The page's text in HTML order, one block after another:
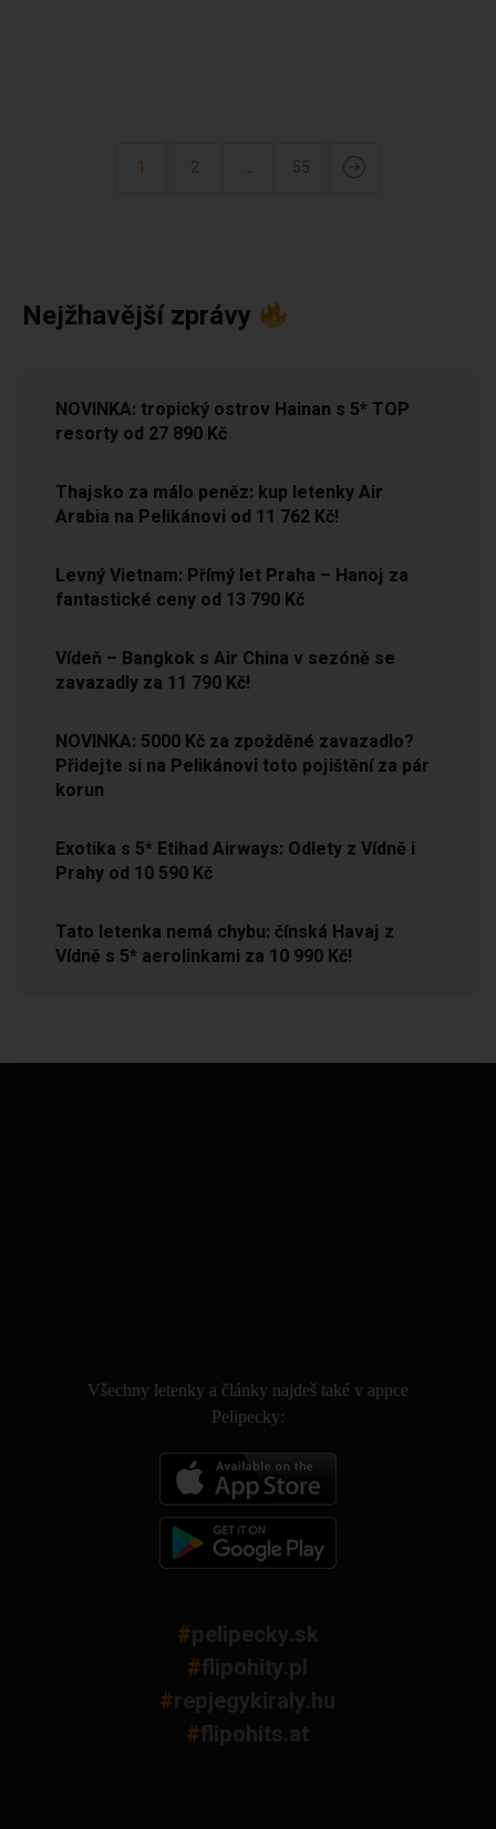
1 2 … 55
Nejžhavější zprávy
NOVINKA: tropický ostrov Hainan s 5* TOP
resorty od 27 890 Kč
Thajsko za málo peněz: kup letenky Air
Arabia na Pelikánovi od 11 762 Kč!
Levný Vietnam: Přímý let Praha – Hanoj za
fantastické ceny od 13 790 Kč
Vídeň – Bangkok s Air China v sezóně se
zavazadly za 11 790 Kč!
NOVINKA: 5000 Kč za zpožděné zavazadlo?
Přidejte si na Pelikánovi toto pojištění za pár
korun
Exotika s 5* Etihad Airways: Odlety z Vídně i
Prahy od 10 590 Kč
Tato letenka nemá chybu: čínská Havaj z
Vídně s 5* aerolinkami za 10 990 Kč!
Všechny letenky a články najdeš také v appce
Pelipecky:
#pelipecky.sk
#flipohity.pl
#repjegykiraly.hu
#flipohits.at